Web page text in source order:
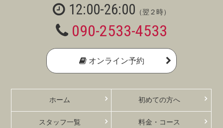
12:00-26:00 （翌２時）
090-2533-4533
オンライン予約
ホーム 初めての方へ
スタッフ一覧 料金・コース